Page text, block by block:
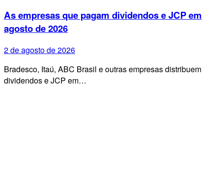
As empresas que pagam dividendos e JCP em
agosto de 2026
2 de agosto de 2026
Bradesco, Itaú, ABC Brasil e outras empresas distribuem
dividendos e JCP em…